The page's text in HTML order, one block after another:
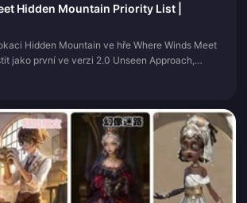
Hidden Mountain Priority List |
Hidden Mountain ve hře Where Winds Meet
jako první ve verzi 2.0 Unseen Approach,
zůstává aktuální, protože se mění pravidla
týdnu s patchem.